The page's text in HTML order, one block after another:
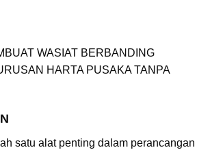
WASIAT BERBANDING
HARTA PUSAKA TANPA
satu alat penting dalam perancangan